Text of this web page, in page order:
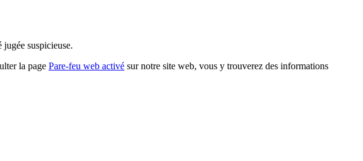
suspicieuse.
la page Pare-feu web activé sur notre site web, vous y trouverez des informations